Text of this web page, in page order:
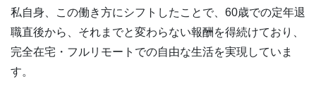
私自身、この働き方にシフトしたことで、60歳での定年退
職直後から、それまでと変わらない報酬を得続けており、
完全在宅・フルリモートでの自由な生活を実現していま
す。